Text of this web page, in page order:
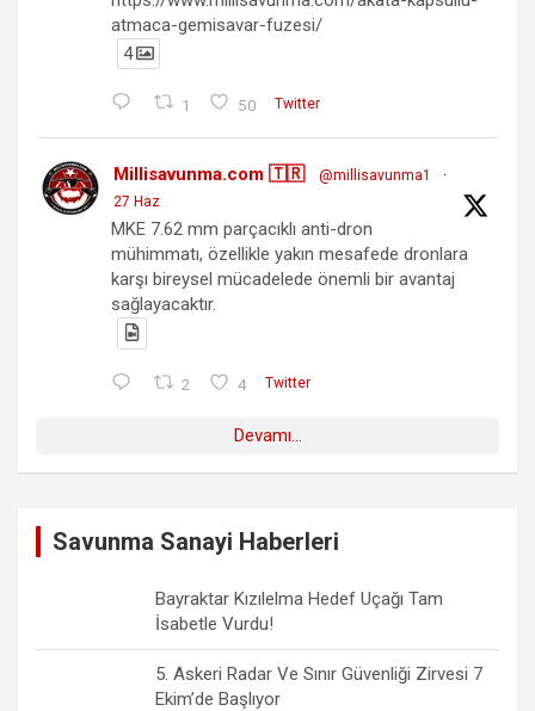
atmaca-gemisavar-fuzesi/
4
1 50 Twitter
Millisavunma.com 🇹🇷 @millisavunma1
·
27 Haz
MKE 7.62 mm parçacıklı anti-dron
mühimmatı, özellikle yakın mesafede dronlara
karşı bireysel mücadelede önemli bir avantaj
sağlayacaktır.
2 4 Twitter
Devamı...
Savunma Sanayi Haberleri
Bayraktar Kızılelma Hedef Uçağı Tam
İsabetle Vurdu!
5. Askeri Radar Ve Sınır Güvenliği Zirvesi 7
Ekim’de Başlıyor